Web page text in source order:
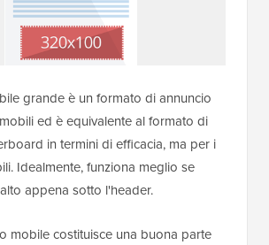
grande è un formato di annuncio
ed è equivalente al formato di
in termini di efficacia, ma per i
Idealmente, funziona meglio se
appena sotto l'header.
mobile costituisce una buona parte